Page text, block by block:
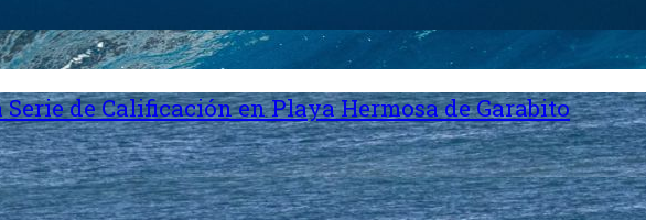
de Calificación en Playa Hermosa de Garabito